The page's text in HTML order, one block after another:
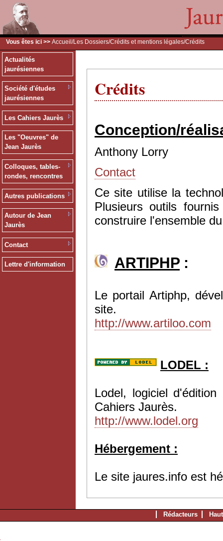
Vous êtes ici >> Accueil /Les Dossiers/Crédits et mentions légales/Crédits
Actualités
jaurésiennes
Société d'études
jaurésiennes
Les Cahiers Jaurès
Les "Oeuvres" de
Jean Jaurès
Colloques, tables-
rondes, rencontres
Autres publications
Autour de Jean
Jaurès
Contact
Lettre d'information
Crédits
Conception/
Anthony Lorry
Contact
Ce site utilise la
Plusieurs outils
construire l'ensemble
ARTIPHP :
Le portail Artiphp,
site.
http://www.artiloo.com
LODEL :
Lodel, logiciel
Cahiers Jaurès.
http://www.lodel.org
Hébergement :
Le site jaures.info est
Rédacteurs